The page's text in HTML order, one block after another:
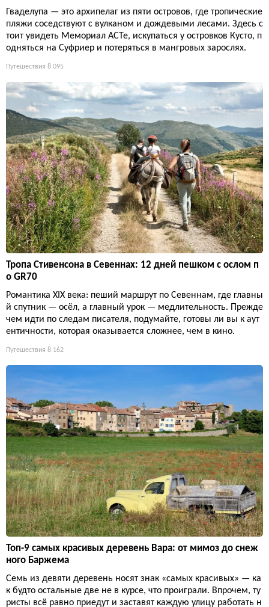
Гваделупа — это архипелаг из пяти островов, где тропические
пляжи соседствуют с вулканом и дождевыми лесами. Здесь с
тоит увидеть Мемориал ACTe, искупаться у островков Кусто, п
одняться на Суфриер и потеряться в мангровых зарослях.
Путешествия 8 095
Тропа Стивенсона в Севеннах: 12 дней пешком с ослом п
о GR70
Романтика XIX века: пеший маршрут по Севеннам, где главны
й спутник — осёл, а главный урок — медлительность. Прежде
чем идти по следам писателя, подумайте, готовы ли вы к аут
ентичности, которая оказывается сложнее, чем в кино.
Путешествия 8 162
Топ-9 самых красивых деревень Вара: от мимоз до снеж
ного Баржема
Семь из девяти деревень носят знак «самых красивых» — ка
к будто остальные две не в курсе, что проиграли. Впрочем, ту
ристы всё равно приедут и заставят каждую улицу работать н